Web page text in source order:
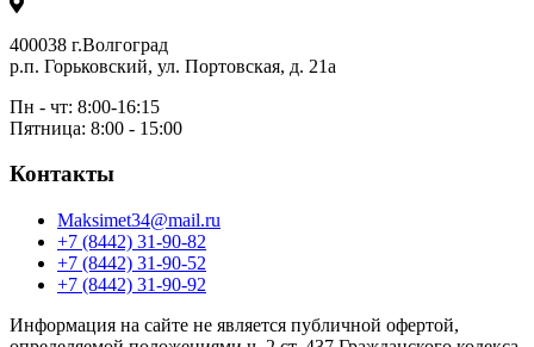
400038 г.Волгоград
р.п. Горьковский, ул. Портовская, д. 21а
Пн - чт: 8:00-16:15
Пятница: 8:00 - 15:00
Контакты
Maksimet34@mail.ru
+7 (8442) 31-90-82
+7 (8442) 31-90-52
+7 (8442) 31-90-92
Информация на сайте не является публичной офертой,